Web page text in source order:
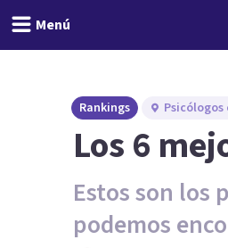
Menú
Rankings Psicólogos
Los 6
Estos son los
podemos